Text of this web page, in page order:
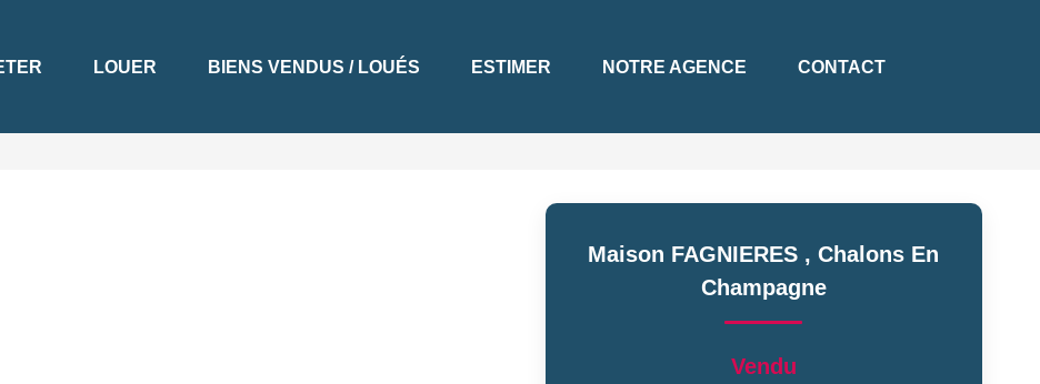
LOUER BIENS VENDUS / LOUÉS ESTIMER NOTRE AGENCE CONTACT
Maison FAGNIERES ,Chalons En
Champagne
Vendu